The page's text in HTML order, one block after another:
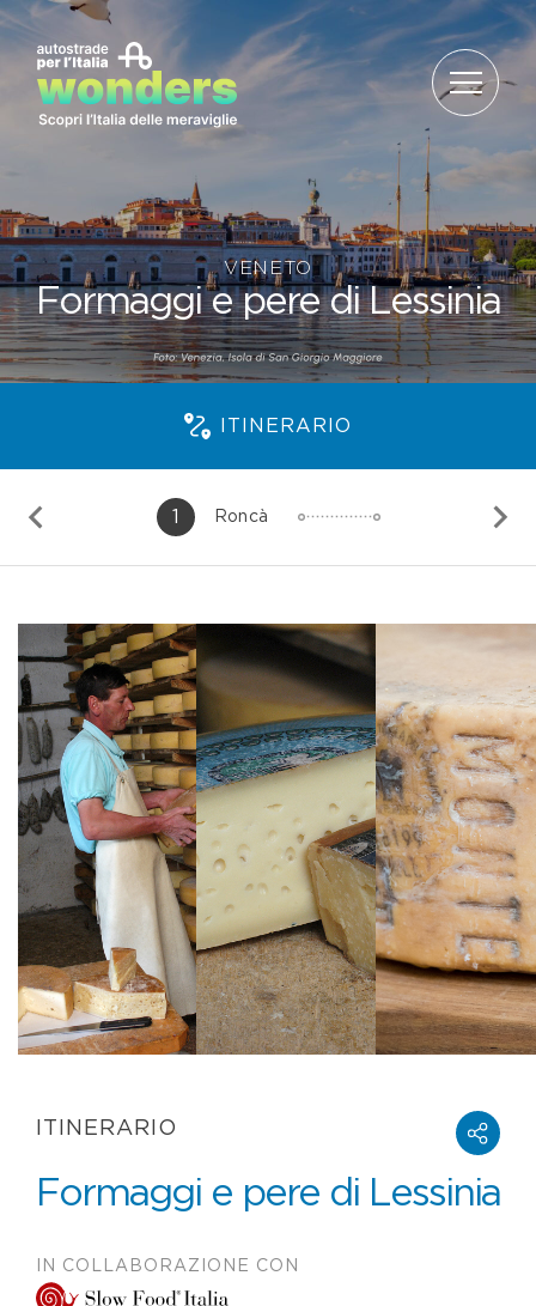
VENETO
Formaggi e pere di Lessinia
ITINERARIO
1 Roncà
ITINERARIO
Formaggi e pere di Lessinia
IN COLLABORAZIONE CON